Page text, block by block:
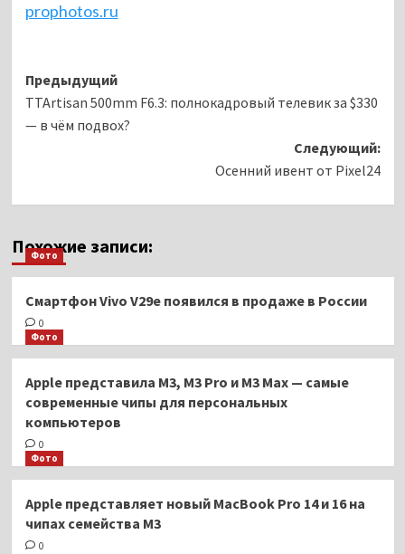
prophotos.ru
Навигация
записи
Предыдущий
TTArtisan 500mm F6.3: полнокадровый телевик за $330
— в чём подвох?
Следующий:
Осенний ивент от Pixel24
Похожие записи:
Фото
Смартфон Vivo V29e появился в продаже в России
0
Фото
Apple представила M3, M3 Pro и M3 Max — самые
современные чипы для персональных
компьютеров
0
Фото
Apple представляет новый MacBook Pro 14 и 16 на
чипах семейства M3
0